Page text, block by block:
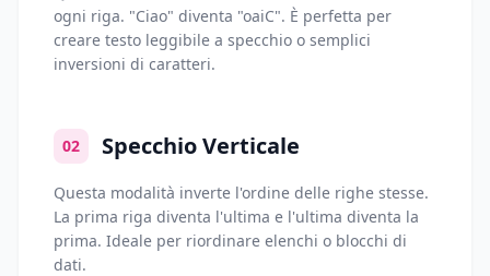
ogni riga. "Ciao" diventa "oaiC". È perfetta per
creare testo leggibile a specchio o semplici
inversioni di caratteri.
02 Specchio Verticale
Questa modalità inverte l'ordine delle righe stesse.
La prima riga diventa l'ultima e l'ultima diventa la
prima. Ideale per riordinare elenchi o blocchi di
dati.